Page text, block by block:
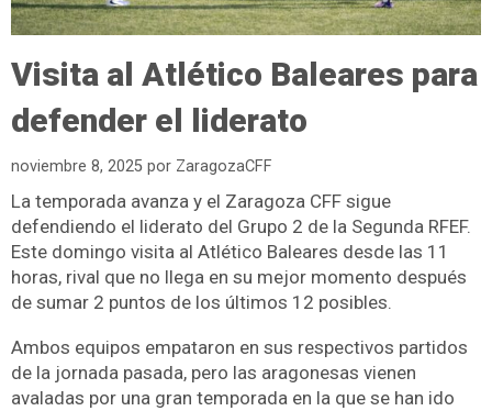
Visita al Atlético Baleares para
defender el liderato
noviembre 8, 2025 por ZaragozaCFF
La temporada avanza y el Zaragoza CFF sigue
defendiendo el liderato del Grupo 2 de la Segunda RFEF.
Este domingo visita al Atlético Baleares desde las 11
horas, rival que no llega en su mejor momento después
de sumar 2 puntos de los últimos 12 posibles.
Ambos equipos empataron en sus respectivos partidos
de la jornada pasada, pero las aragonesas vienen
avaladas por una gran temporada en la que se han ido